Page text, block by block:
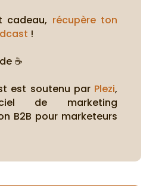
cadeau, récupère ton
!
☕
est soutenu par Plezi,
de marketing
B2B pour marketeurs